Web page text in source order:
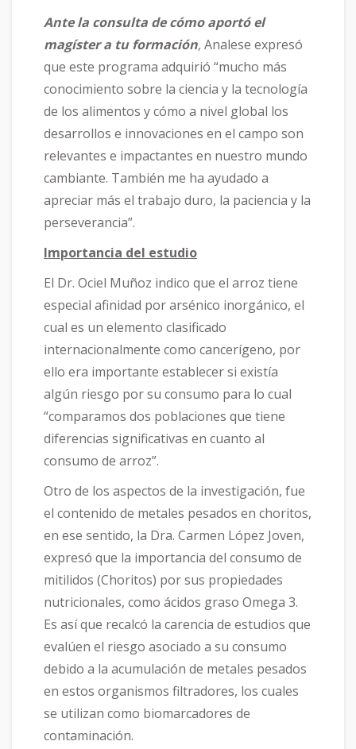
Ante la consulta de cómo aportó el
magíster a tu formación,Analese expresó
que este programa adquirió “mucho más
conocimiento sobre la ciencia y la tecnología
de los alimentos y cómo a nivel global los
desarrollos e innovaciones en el campo son
relevantes e impactantes en nuestro mundo
cambiante. También me ha ayudado a
apreciar más el trabajo duro, la paciencia y la
perseverancia”.
Importancia del estudio
El Dr. Ociel Muñoz indico que el arroz tiene
especial afinidad por arsénico inorgánico, el
cual es un elemento clasificado
internacionalmente como cancerígeno, por
ello era importante establecer si existía
algún riesgo por su consumo para lo cual
“comparamos dos poblaciones que tiene
diferencias significativas en cuanto al
consumo de arroz”.
Otro de los aspectos de la investigación, fue
el contenido de metales pesados en choritos,
en ese sentido, la Dra. Carmen López Joven,
expresó que la importancia del consumo de
mitilidos (Choritos) por sus propiedades
nutricionales, como ácidos graso Omega 3.
Es así que recalcó la carencia de estudios que
evalúen el riesgo asociado a su consumo
debido a la acumulación de metales pesados
en estos organismos filtradores, los cuales
se utilizan como biomarcadores de
contaminación.